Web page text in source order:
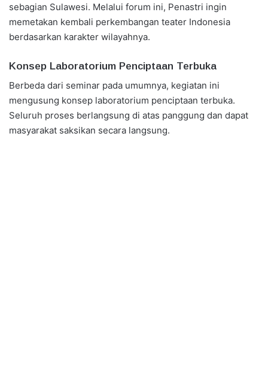
sebagian Sulawesi. Melalui forum ini, Penastri ingin
memetakan kembali perkembangan teater Indonesia
berdasarkan karakter wilayahnya.
Konsep Laboratorium Penciptaan Terbuka
Berbeda dari seminar pada umumnya, kegiatan ini
mengusung konsep laboratorium penciptaan terbuka.
Seluruh proses berlangsung di atas panggung dan dapat
masyarakat saksikan secara langsung.